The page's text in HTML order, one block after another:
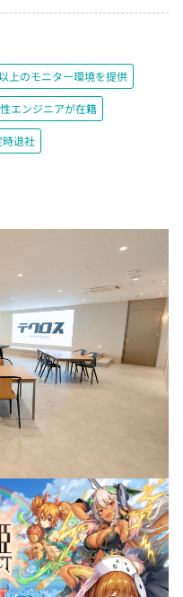
上のモニター環境を提供
エンジニアが在籍
時退社